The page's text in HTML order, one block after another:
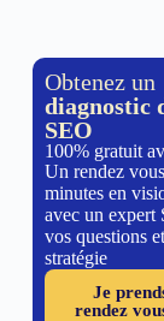
Obtenez un
diagnostic
SEO
100% gratuit
Un rendez
minutes en
avec un expert
vos questions
stratégie
Je
rendez